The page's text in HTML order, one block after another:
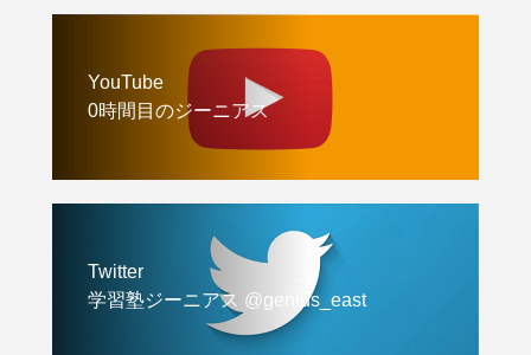
YouTube
0時間目のジーニアス
Twitter
学習塾ジーニアス @genius_east